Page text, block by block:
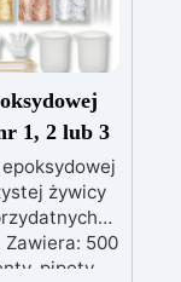
1, 2 lub 3
żywicy
500
pipety,